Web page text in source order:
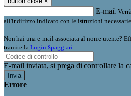
E-mail
all'indirizzo indicato con le istruzioni
Non hai una e-mail associata al nome utente?
tramite la Login Spaggiari
E-mail inviata, si prega di controllare la
Errore